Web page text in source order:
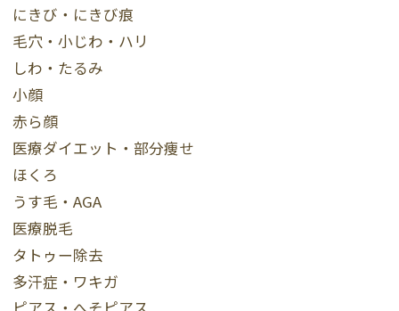
にきび・にきび痕
毛穴・小じわ・ハリ
しわ・たるみ
小顔
赤ら顔
医療ダイエット・部分痩せ
ほくろ
うす毛・AGA
医療脱毛
タトゥー除去
多汗症・ワキガ